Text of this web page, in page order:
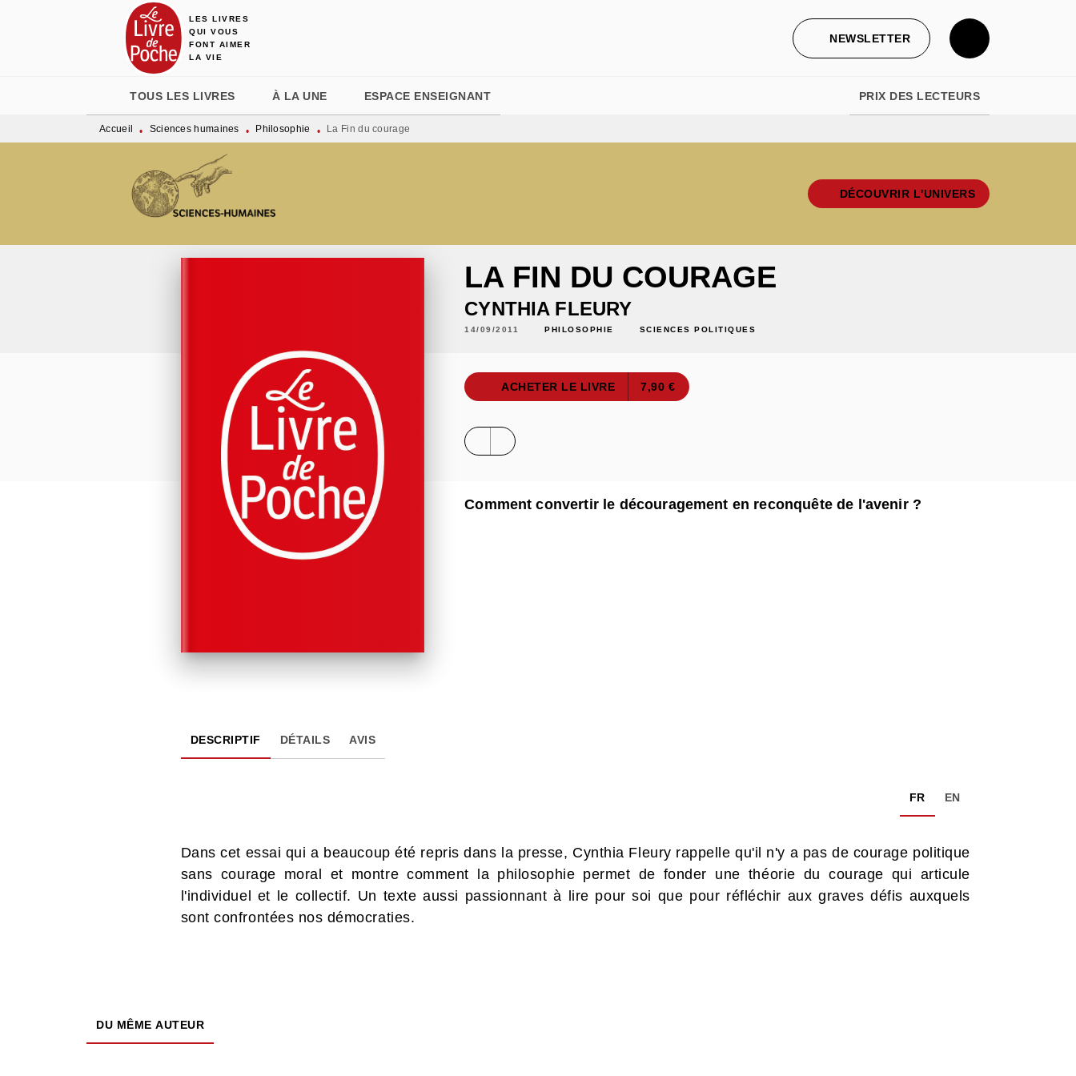
MENU RECHERCHE
LES LIVRES
QUI VOUS
FONT AIMER
LA VIE
NEWSLETTER
TOUS LES LIVRES À LA UNE ESPACE ENSEIGNANT PRIX DES LECTEURS
Accueil • Sciences humaines • Philosophie • La Fin du courage
DÉCOUVRIR L'UNIVERS
LA FIN DU COURAGE
CYNTHIA FLEURY
14/09/2011 PHILOSOPHIE SCIENCES POLITIQUES
ACHETER LE LIVRE 7,90 €
Comment convertir le découragement en reconquête de l'avenir ?
DESCRIPTIF DÉTAILS AVIS
FR EN
Dans cet essai qui a beaucoup été repris dans la presse, Cynthia Fleury rappelle qu'il n'y a pas de courage politique
sans courage moral et montre comment la philosophie permet de fonder une théorie du courage qui articule
l'individuel et le collectif. Un texte aussi passionnant à lire pour soi que pour réfléchir aux graves défis auxquels
sont confrontées nos démocraties.
DU MÊME AUTEUR